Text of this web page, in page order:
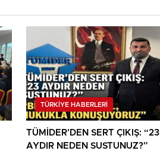
TÜRKİYE HABERLERİ
TÜMİDER’DEN SERT ÇIKIŞ: “23
AYDIR NEDEN SUSTUNUZ?”